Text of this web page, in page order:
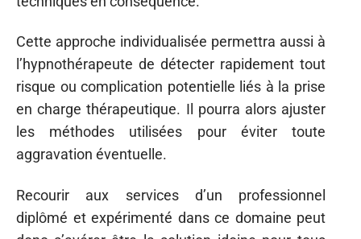
Cette approche individualisée permettra aussi à
l’hypnothérapeute de détecter rapidement tout
risque ou complication potentielle liés à la prise
en charge thérapeutique. Il pourra alors ajuster
les méthodes utilisées pour éviter toute
aggravation éventuelle.
Recourir aux services d’un professionnel
diplômé et expérimenté dans ce domaine peut